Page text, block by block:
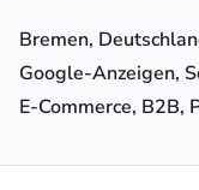
Bremen,
E-Commerce, B2B,